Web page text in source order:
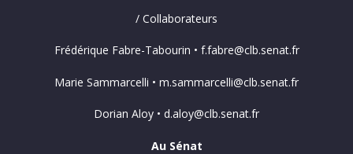
/ Collaborateurs
Frédérique Fabre-Tabourin • f.fabre@clb.senat.fr
Marie Sammarcelli • m.sammarcelli@clb.senat.fr
Dorian Aloy • d.aloy@clb.senat.fr
Au Sénat